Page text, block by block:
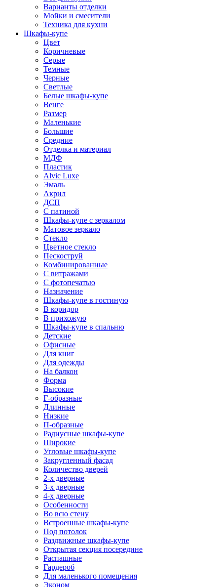
Варианты отделки
Мойки и смесители
Техника для кухни
Шкафы-купе
Цвет
Коричневые
Серые
Темные
Черные
Светлые
Белые шкафы-купе
Венге
Размер
Маленькие
Большие
Средние
Отделка и материал
МДФ
Пластик
Alvic Luxe
Эмаль
Акрил
ДСП
С патиной
Шкафы-купе с зеркалом
Матовое зеркало
Стекло
Цветное стекло
Пескоструй
Комбинированные
С витражами
С фотопечатью
Назначение
Шкафы-купе в гостиную
В коридор
В прихожую
Шкафы-купе в спальню
Детские
Офисные
Для книг
Для одежды
На балкон
Форма
Высокие
Г-образные
Длинные
Низкие
П-образные
Радиусные шкафы-купе
Широкие
Угловые шкафы-купе
Закругленный фасад
Количество дверей
2-х дверные
3-х дверные
4-х дверные
Особенности
Во всю стену
Встроенные шкафы-купе
Под потолок
Раздвижные шкафы-купе
Открытая секция посередине
Распашные
Гардероб
Для маленького помещения
Эконом